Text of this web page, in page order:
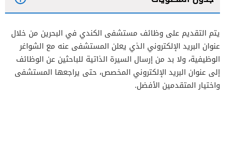
2
يتم التقديم على وظائف مستشفى الكندي في البحرين من خلال
عنوان البريد الإلكتروني الذي يعلن المستشفى عنه مع الشواغر
الوظيفية، ولا بد من إرسال السيرة الذاتية للباحثين عن الوظائف
إلى عنوان البريد الإلكتروني المخصص، حتى يراجعها المستشفى
واختيار المتقدمين الأفضل.